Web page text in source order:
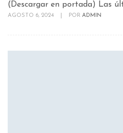
(Descargar en portada) Las
AGOSTO 6, 2024 POR ADMIN